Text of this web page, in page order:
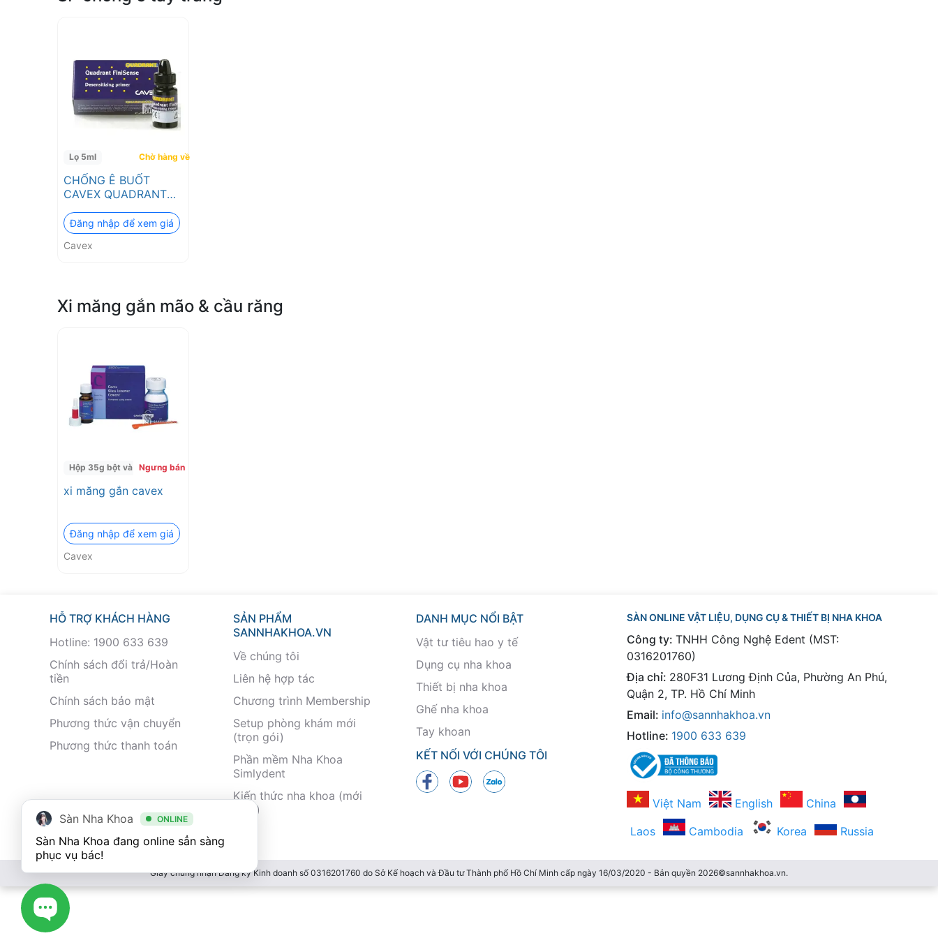
Lọ 5ml Chờ hàng về
CHỐNG Ê BUỐT
CAVEX QUADRANT
Đăng nhập để xem giá
Cavex
Xi măng gắn mão & cầu răng
Hộp 35g bột và 15ml nước.
Ngưng bán
xi măng gắn cavex
Đăng nhập để xem giá
Cavex
HỖ TRỢ KHÁCH HÀNG
Hotline: 1900 633 639
Chính sách đổi trả/Hoàn
tiền
Chính sách bảo mật
Phương thức vận chuyển
Phương thức thanh toán
SẢN PHẨM
SANNHAKHOA.VN
Về chúng tôi
Liên hệ hợp tác
Chương trình Membership
Setup phòng khám mới
(trọn gói)
Phần mềm Nha Khoa
Simlydent
Kiến thức nha khoa (mới
nhất)
DANH MỤC NỔI BẬT
Vật tư tiêu hao y tế
Dụng cụ nha khoa
Thiết bị nha khoa
Ghế nha khoa
Tay khoan
KẾT NỐI VỚI CHÚNG TÔI
SÀN ONLINE VẬT LIỆU, DỤNG CỤ & THIẾT BỊ NHA KHOA
Công ty: TNHH Công Nghệ Edent (MST:
0316201760)
Địa chỉ: 280F31 Lương Định Của, Phường An Phú,
Quận 2, TP. Hồ Chí Minh
Email: info@sannhakhoa.vn
Hotline: 1900 633 639
Việt Nam English
China
Laos
Cambodia Korea Russia
Giấy chứng nhận Đăng ký Kinh doanh số 0316201760 do Sở Kế hoạch và Đầu tư Thành phố Hồ Chí Minh cấp ngày 16/03/2020 - Bản quyền 2026©sannhakhoa.vn.
Sàn Nha Khoa ONLINE
Sàn Nha Khoa đang online sẳn sàng
phục vụ bác!